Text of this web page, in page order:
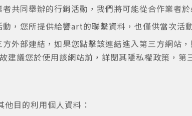
登入
共同舉辦的行銷活動，我們將可能從合作業者
，您所提供給響art的聯繫資料，也僅供當次活
外部連結，如果您點擊該連結進入第三方網站
建議您於使用該網站前，詳閱其隱私權政策，
目的利用個人資料：